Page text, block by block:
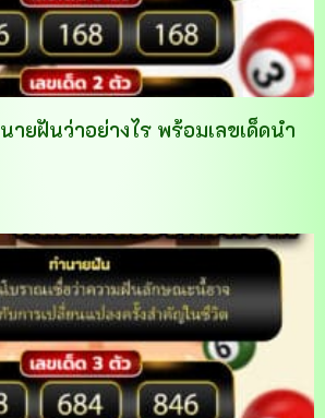
ยฝันว่าอย่างไร พร้อมเลขเด็ดนำ